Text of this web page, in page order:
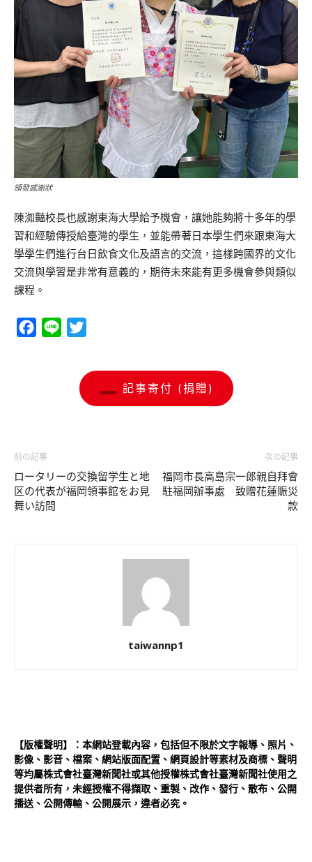
頒發感謝狀
陳洳豔校長也感謝東海大學給予機會，讓她能夠將十多年的學
習和經驗傳授給臺灣的學生，並能帶著日本學生們來跟東海大
學學生們進行台日飲食文化及語言的交流，這樣跨國界的文化
交流與學習是非常有意義的，期待未來能有更多機會參與類似
課程。
Facebook
Line
記事寄付 (捐贈)
前の記事
ロータリーの交換留学生と地
区の代表が福岡領事館をお見
舞い訪問
次の記事
福岡市長高島宗一郎親自拜會
駐福岡辦事處 致贈花蓮賑災
款
taiwannp1
【版權聲明】：本網站登載內容，包括但不限於文字報導、照片、
影像、影音、檔案、網站版面配置、網頁設計等素材及商標、聲明
等均屬株式會社臺灣新聞社或其他授權株式會社臺灣新聞社使用之
提供者所有，未經授權不得擷取、重製、改作、發行、散布、公開
播送、公開傳輸、公開展示，違者必究。